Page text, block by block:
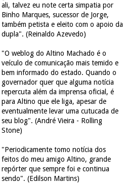
ali, talvez eu note certa simpatia por
Binho Marques, sucessor de Jorge,
também petista e eleito com o apoio da
dupla". (Reinaldo Azevedo)
"O weblog do Altino Machado é o
veículo de comunicação mais temido e
bem informado do estado. Quando o
governador quer que alguma notícia
repercuta além da imprensa oficial, é
para Altino que ele liga, apesar de
eventualmente levar uma cutucada de
seu blog". (André Vieira - Rolling
Stone)
"Periodicamente tomo notícia dos
feitos do meu amigo Altino, grande
repórter que sempre foi e continua
sendo". (Edilson Martins)